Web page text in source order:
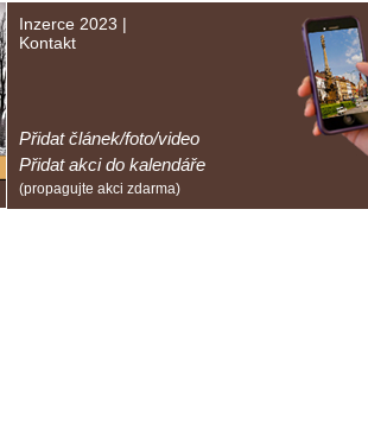
Inzerce 2023 |
Kontakt
Přidat článek/foto/video
Přidat akci do kalendáře
(propagujte akci zdarma)